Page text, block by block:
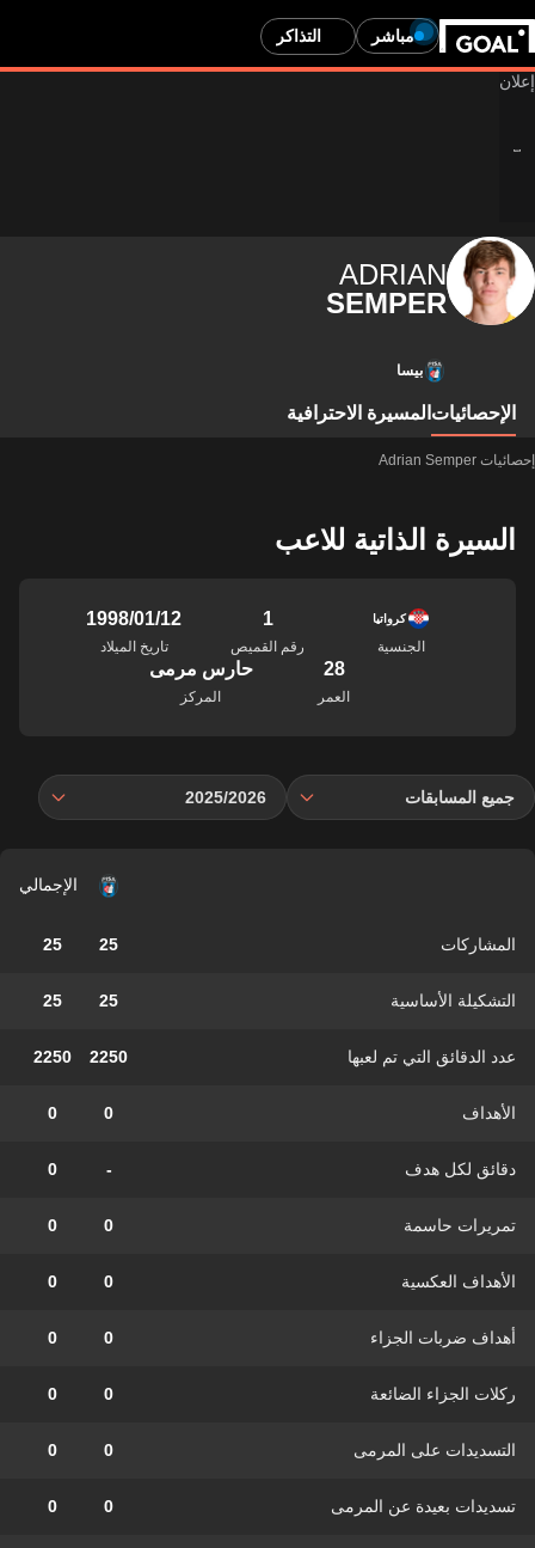
مباشر التذاكر
ADRIAN
SEMPER
بيسا
الإحصائيات المسيرة الاحترافية
إحصائيات Adrian Semper
السيرة الذاتية للاعب
كرواتيا
الجنسية
1
رقم القميص
12‏/01‏/1998
تاريخ الميلاد
28
العمر
حارس مرمى
المركز
جميع المسابقات 2025/2026
الإجمالي
المشاركات 25
25
التشكيلة الأساسية 25
25
عدد الدقائق التي تم لعبها 2250
2250
الأهداف 0
0
دقائق لكل هدف -
0
تمريرات حاسمة 0
0
الأهداف العكسية 0
0
أهداف ضربات الجزاء 0
0
ركلات الجزاء الضائعة 0
0
التسديدات على المرمى 0
0
تسديدات بعيدة عن المرمى 0
0